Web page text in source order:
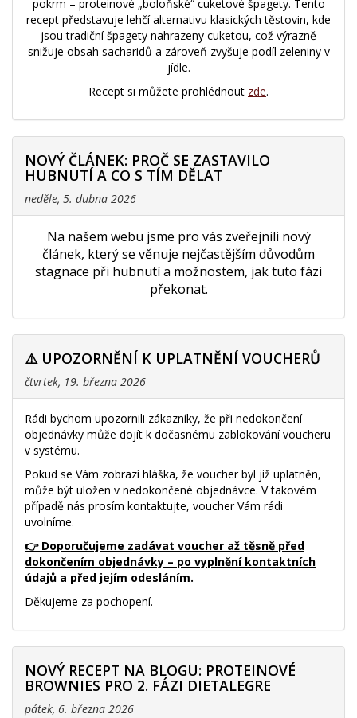
pokrm – proteinové „boloňské“ cuketové špagety. Tento
recept představuje lehčí alternativu klasických těstovin, kde
jsou tradiční špagety nahrazeny cuketou, což výrazně
snižuje obsah sacharidů a zároveň zvyšuje podíl zeleniny v
jídle.
Recept si můžete prohlédnout zde.
NOVÝ ČLÁNEK: PROČ SE ZASTAVILO
HUBNUTÍ A CO S TÍM DĚLAT
neděle, 5. dubna 2026
Na našem webu jsme pro vás zveřejnili nový
článek, který se věnuje nejčastějším důvodům
stagnace při hubnutí a možnostem, jak tuto fázi
překonat.
⚠️ UPOZORNĚNÍ K UPLATNĚNÍ VOUCHERŮ
čtvrtek, 19. března 2026
Rádi bychom upozornili zákazníky, že při nedokončení
objednávky může dojít k dočasnému zablokování voucheru
v systému.
Pokud se Vám zobrazí hláška, že voucher byl již uplatněn,
může být uložen v nedokončené objednávce. V takovém
případě nás prosím kontaktujte, voucher Vám rádi
uvolníme.
👉 Doporučujeme zadávat voucher až těsně před
dokončením objednávky – po vyplnění kontaktních
údajů a před jejím odesláním.
Děkujeme za pochopení.
NOVÝ RECEPT NA BLOGU: PROTEINOVÉ
BROWNIES PRO 2. FÁZI DIETALEGRE
pátek, 6. března 2026